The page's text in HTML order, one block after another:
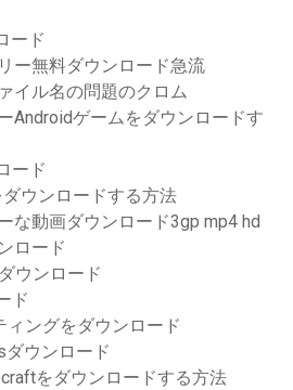
ード
ー無料ダウンロード急流
イル名の問題のクロム
Androidゲームをダウンロードす
ード
ウンロードする方法
な動画ダウンロード3gp mp4 hd
ロード
ウンロード
ド
ィングをダウンロード
ダウンロード
をダウンロードする方法